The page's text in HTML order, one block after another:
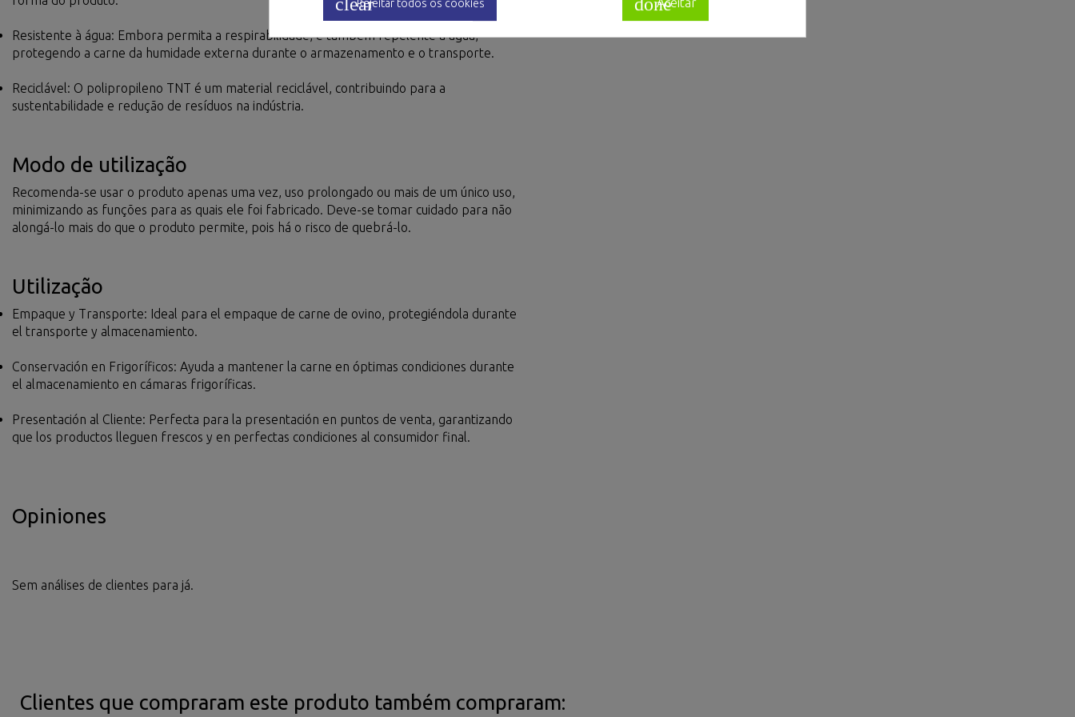
Resistente à água: Embora permita a respirabilidade, é também repelente à água,
protegendo a carne da humidade externa durante o armazenamento e o transporte.
Reciclável: O polipropileno TNT é um material reciclável, contribuindo para a
sustentabilidade e redução de resíduos na indústria.
Modo de utilização
Recomenda-se usar o produto apenas uma vez, uso prolongado ou mais de um único uso,
minimizando as funções para as quais ele foi fabricado. Deve-se tomar cuidado para não
alongá-lo mais do que o produto permite, pois há o risco de quebrá-lo.
Utilização
Empaque y Transporte: Ideal para el empaque de carne de ovino, protegiéndola durante
el transporte y almacenamiento.
Conservación en Frigoríficos: Ayuda a mantener la carne en óptimas condiciones durante
el almacenamiento en cámaras frigoríficas.
Presentación al Cliente: Perfecta para la presentación en puntos de venta, garantizando
que los productos lleguen frescos y en perfectas condiciones al consumidor final.
Opiniones
Sem análises de clientes para já.
Clientes que compraram este produto também compraram:
Rejeitar todos os cookies done